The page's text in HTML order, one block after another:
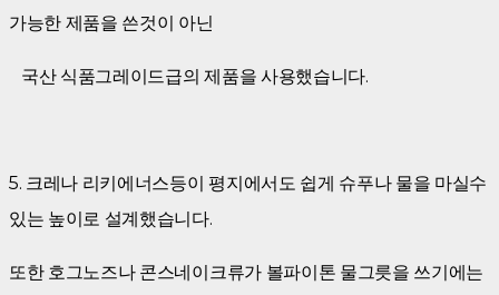
가능한 제품을 쓴것이 아닌
국산 식품그레이드급의 제품을 사용했습니다.
5. 크레나 리키에너스등이 평지에서도 쉽게 슈푸나 물을 마실수
있는 높이로 설계했습니다.
또한 호그노즈나 콘스네이크류가 볼파이톤 물그릇을 쓰기에는